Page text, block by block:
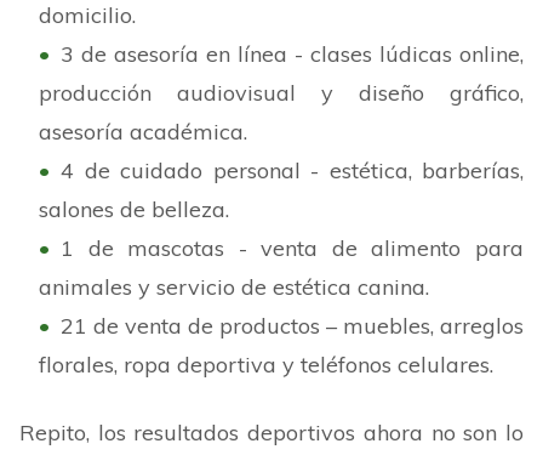
domicilio.
3 de asesoría en línea - clases lúdicas online,
producción audiovisual y diseño gráfico,
asesoría académica.
4 de cuidado personal - estética, barberías,
salones de belleza.
1 de mascotas - venta de alimento para
animales y servicio de estética canina.
21 de venta de productos – muebles, arreglos
florales, ropa deportiva y teléfonos celulares.
Repito, los resultados deportivos ahora no son lo